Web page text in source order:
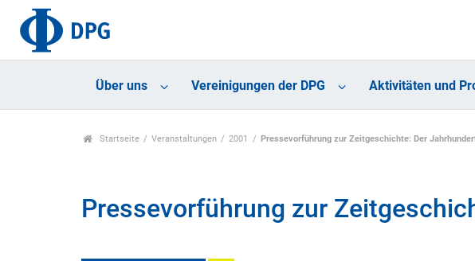
Über uns Vereinigungen der DPG Aktivitäten und
Startseite Veranstaltungen 2001 Pressevorführung zur Zeitgeschichte: Der
Pressevorführung zur